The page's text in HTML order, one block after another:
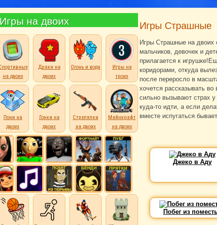
Игры на двоих
на двоих
Драки на
двоих
Огонь и вода
Игры на
троих
Пони на
двоих
Гонки на
двоих
Стрелялки
на двоих
Майнкрафт
на двоих
Игры Страшные
Игры Страшные на
мальчиков, девочек и
прилагается к
коридорами, откуда
после переросло в
хочется рассказывать
сильно вызывают страх
куда-то идти, а если
вместе испугаться
Джеко в Аду
Побег из